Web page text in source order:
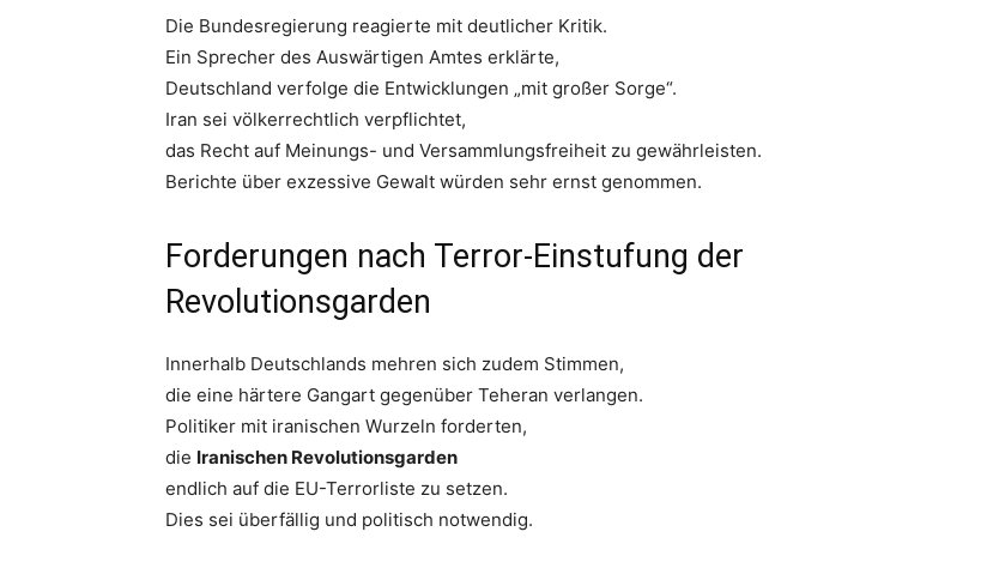
Die Bundesregierung reagierte mit deutlicher Kritik.
Ein Sprecher des Auswärtigen Amtes erklärte,
Deutschland verfolge die Entwicklungen „mit großer Sorge“.
Iran sei völkerrechtlich verpflichtet,
das Recht auf Meinungs- und Versammlungsfreiheit zu gewährleisten.
Berichte über exzessive Gewalt würden sehr ernst genommen.
Forderungen nach Terror-Einstufung der
Revolutionsgarden
Innerhalb Deutschlands mehren sich zudem Stimmen,
die eine härtere Gangart gegenüber Teheran verlangen.
Politiker mit iranischen Wurzeln forderten,
die Iranischen Revolutionsgarden
endlich auf die EU-Terrorliste zu setzen.
Dies sei überfällig und politisch notwendig.